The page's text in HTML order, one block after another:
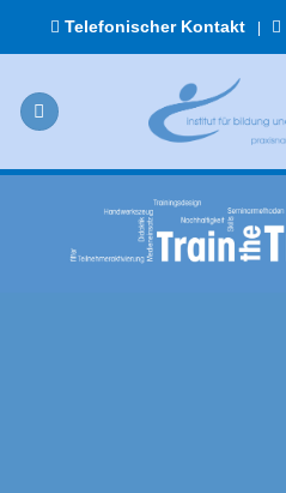
Telefonischer Kontakt